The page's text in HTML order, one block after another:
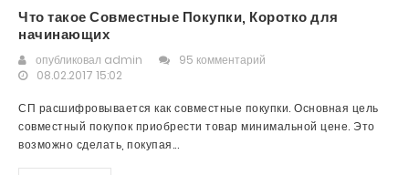
Что такое Совместные Покупки, Коротко для
начинающих
опубликовал admin
95 комментарий
08.02.2017 15:02
СП расшифровывается как совместные покупки. Основная цель
совместный покупок приобрести товар минимальной цене. Это
возможно сделать, покупая...